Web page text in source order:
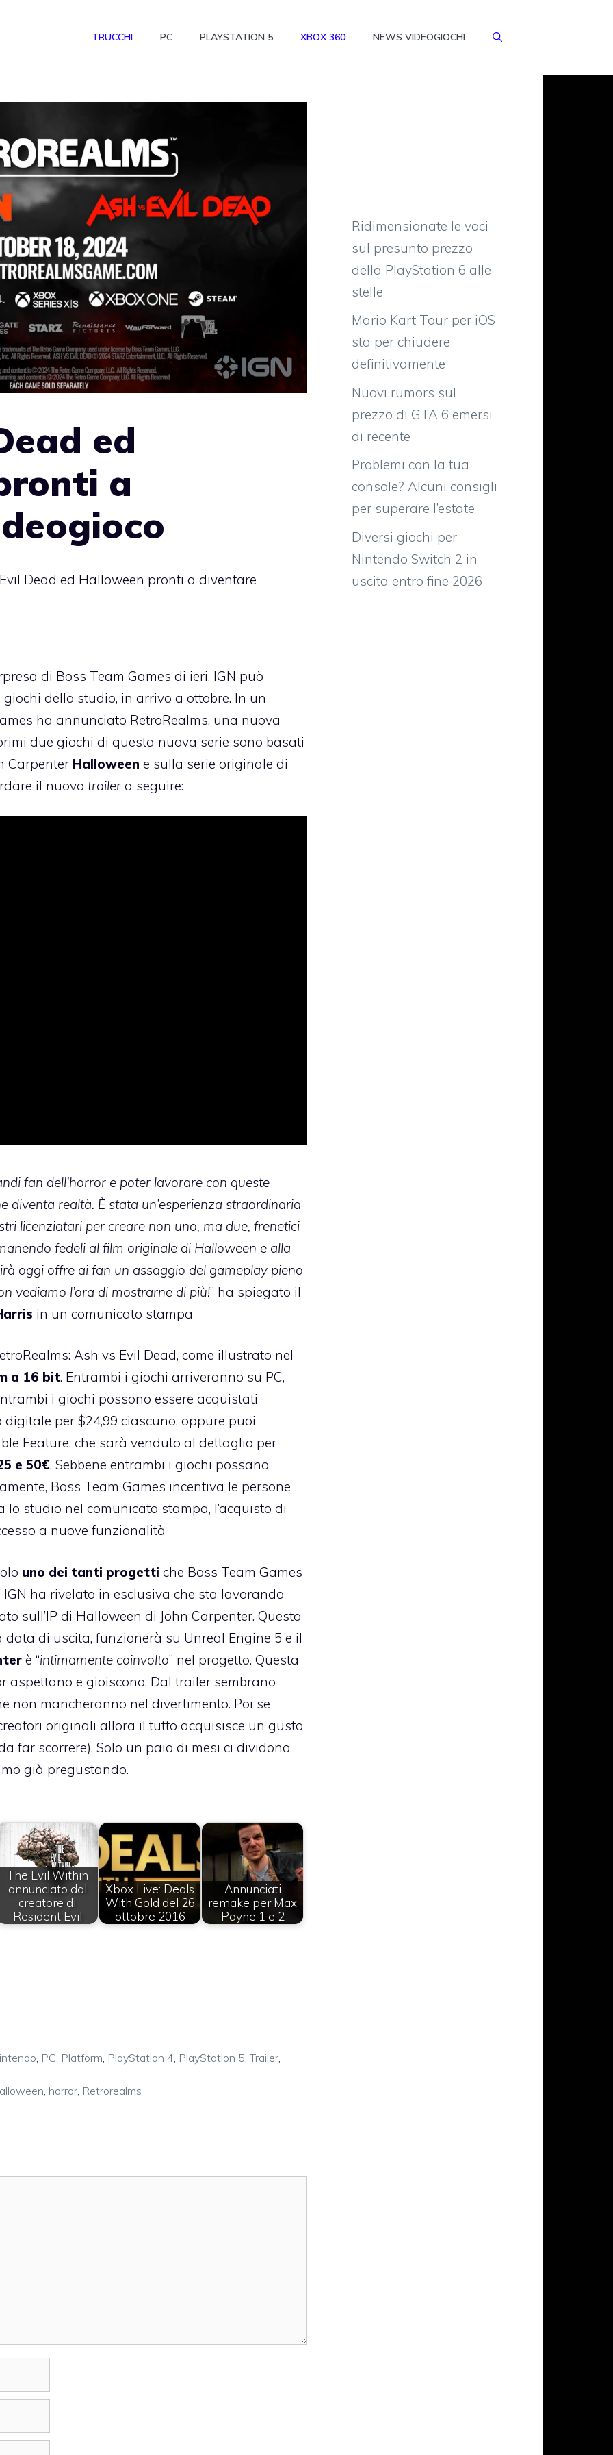
TRUCCHI PC PLAYSTATION 5 XBOX 360 NEWS VIDEOGIOCHI
ed
a
Dead ed Halloween pronti a diventare
di Boss Team Games di ieri, IGN può
dello studio, in arrivo a ottobre. In un
ha annunciato RetroRealms, una nuova
due giochi di questa nuova serie sono basati
Carpenter Halloween e sulla serie originale di
il nuovo trailer a seguire:
fan dell’horror e poter lavorare con queste
diventa realtà. È stata un’esperienza straordinaria
licenziatari per creare non uno, ma due, frenetici
fedeli al film originale di Halloween e alla
oggi offre ai fan un assaggio del gameplay pieno
vediamo l’ora di mostrarne di più!” ha spiegato il
in un comunicato stampa
Ash vs Evil Dead, come illustrato nel
a 16 bit. Entrambi i giochi arriveranno su PC,
i giochi possono essere acquistati
per $24,99 ciascuno, oppure puoi
Feature, che sarà venduto al dettaglio per
e 50€. Sebbene entrambi i giochi possano
Boss Team Games incentiva le persone
studio nel comunicato stampa, l’acquisto di
a nuove funzionalità
uno dei tanti progetti che Boss Team Games
ha rivelato in esclusiva che sta lavorando
sull’IP di Halloween di John Carpenter. Questo
di uscita, funzionerà su Unreal Engine 5 e il
è “intimamente coinvolto” nel progetto. Questa
aspettano e gioiscono. Dal trailer sembrano
non mancheranno nel divertimento. Poi se
originali allora il tutto acquisisce un gusto
far scorrere). Solo un paio di mesi ci dividono
già pregustando.
The Evil Within
annunciato dal
creatore di
Resident Evil
Xbox Live: Deals
With Gold del 26
ottobre 2016
Annunciati
remake per Max
Payne 1 e 2
, PC, Platform, PlayStation 4, PlayStation 5,Trailer,
, horror, Retrorealms
Ridimensionate le voci
sul presunto prezzo
della PlayStation 6 alle
stelle
Mario Kart Tour per iOS
sta per chiudere
definitivamente
Nuovi rumors sul
prezzo di GTA 6 emersi
di recente
Problemi con la tua
console? Alcuni consigli
per superare l’estate
Diversi giochi per
Nintendo Switch 2 in
uscita entro fine 2026